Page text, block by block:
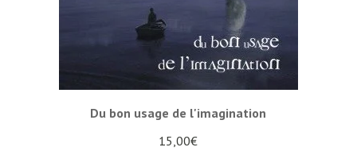
Du bon usage de l'imagination
15,00€